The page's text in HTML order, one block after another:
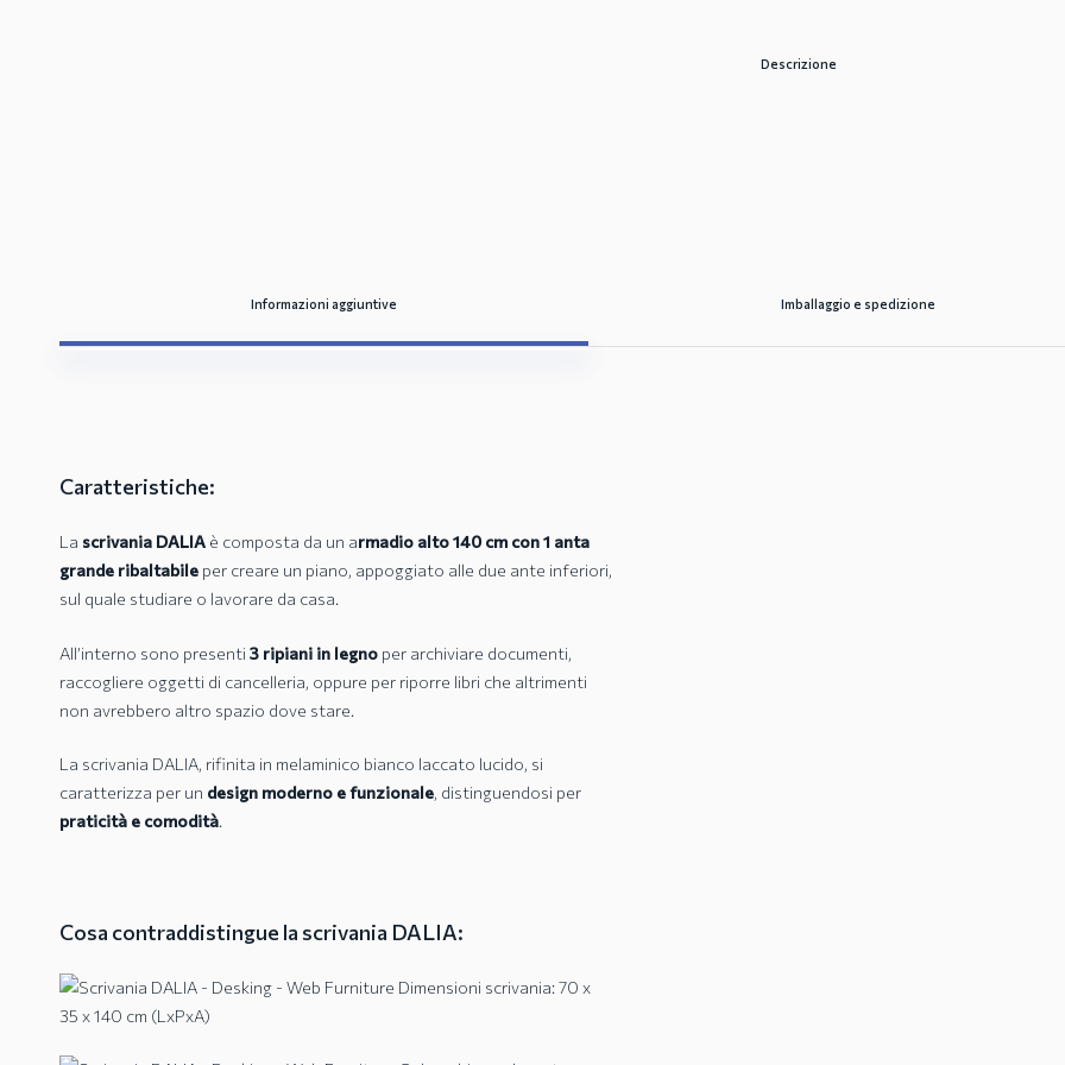
Descrizione
Informazioni aggiuntive Imballaggio e spedizione
Caratteristiche:
La scrivania DALIA è composta da un armadio alto 140 cm con 1 anta
grande ribaltabile per creare un piano, appoggiato alle due ante inferiori,
sul quale studiare o lavorare da casa.
All’interno sono presenti3 ripiani in legno per archiviare documenti,
raccogliere oggetti di cancelleria, oppure per riporre libri che altrimenti
non avrebbero altro spazio dove stare.
La scrivania DALIA, rifinita in melaminico bianco laccato lucido, si
caratterizza per un design moderno e funzionale, distinguendosi per
praticità e comodità.
Cosa contraddistingue la scrivania DALIA:
Dimensioni scrivania: 70 x
35 x 140 cm (LxPxA)